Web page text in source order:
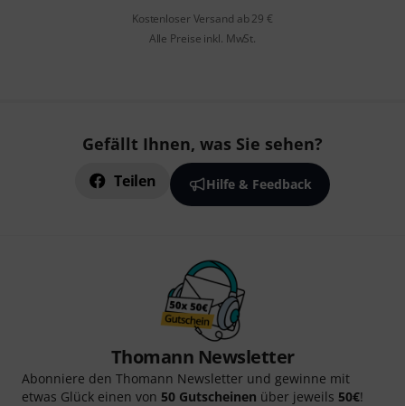
Kostenloser Versand ab 29 €
Alle Preise inkl. MwSt.
Gefällt Ihnen, was Sie sehen?
Teilen Hilfe & Feedback
Thomann Newsletter
Abonniere den Thomann Newsletter und gewinne mit
etwas Glück einen von 50 Gutscheinen über jeweils 50€!